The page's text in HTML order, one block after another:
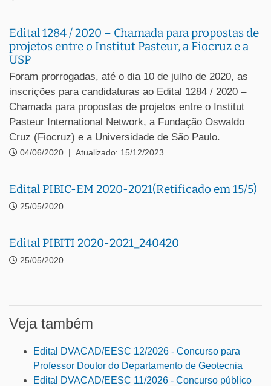
Edital 1284 / 2020 – Chamada para propostas de
projetos entre o Institut Pasteur, a Fiocruz e a
USP
Foram prorrogadas, até o dia 10 de julho de 2020, as
inscrições para candidaturas ao Edital 1284 / 2020 –
Chamada para propostas de projetos entre o Institut
Pasteur International Network, a Fundação Oswaldo
Cruz (Fiocruz) e a Universidade de São Paulo.
04/06/2020 Atualizado: 15/12/2023
Edital PIBIC-EM 2020-2021(Retificado em 15/5)
25/05/2020
Edital PIBITI 2020-2021_240420
25/05/2020
Veja também
Edital DVACAD/EESC 12/2026 - Concurso para
Professor Doutor do Departamento de Geotecnia
Edital DVACAD/EESC 11/2026 - Concurso público